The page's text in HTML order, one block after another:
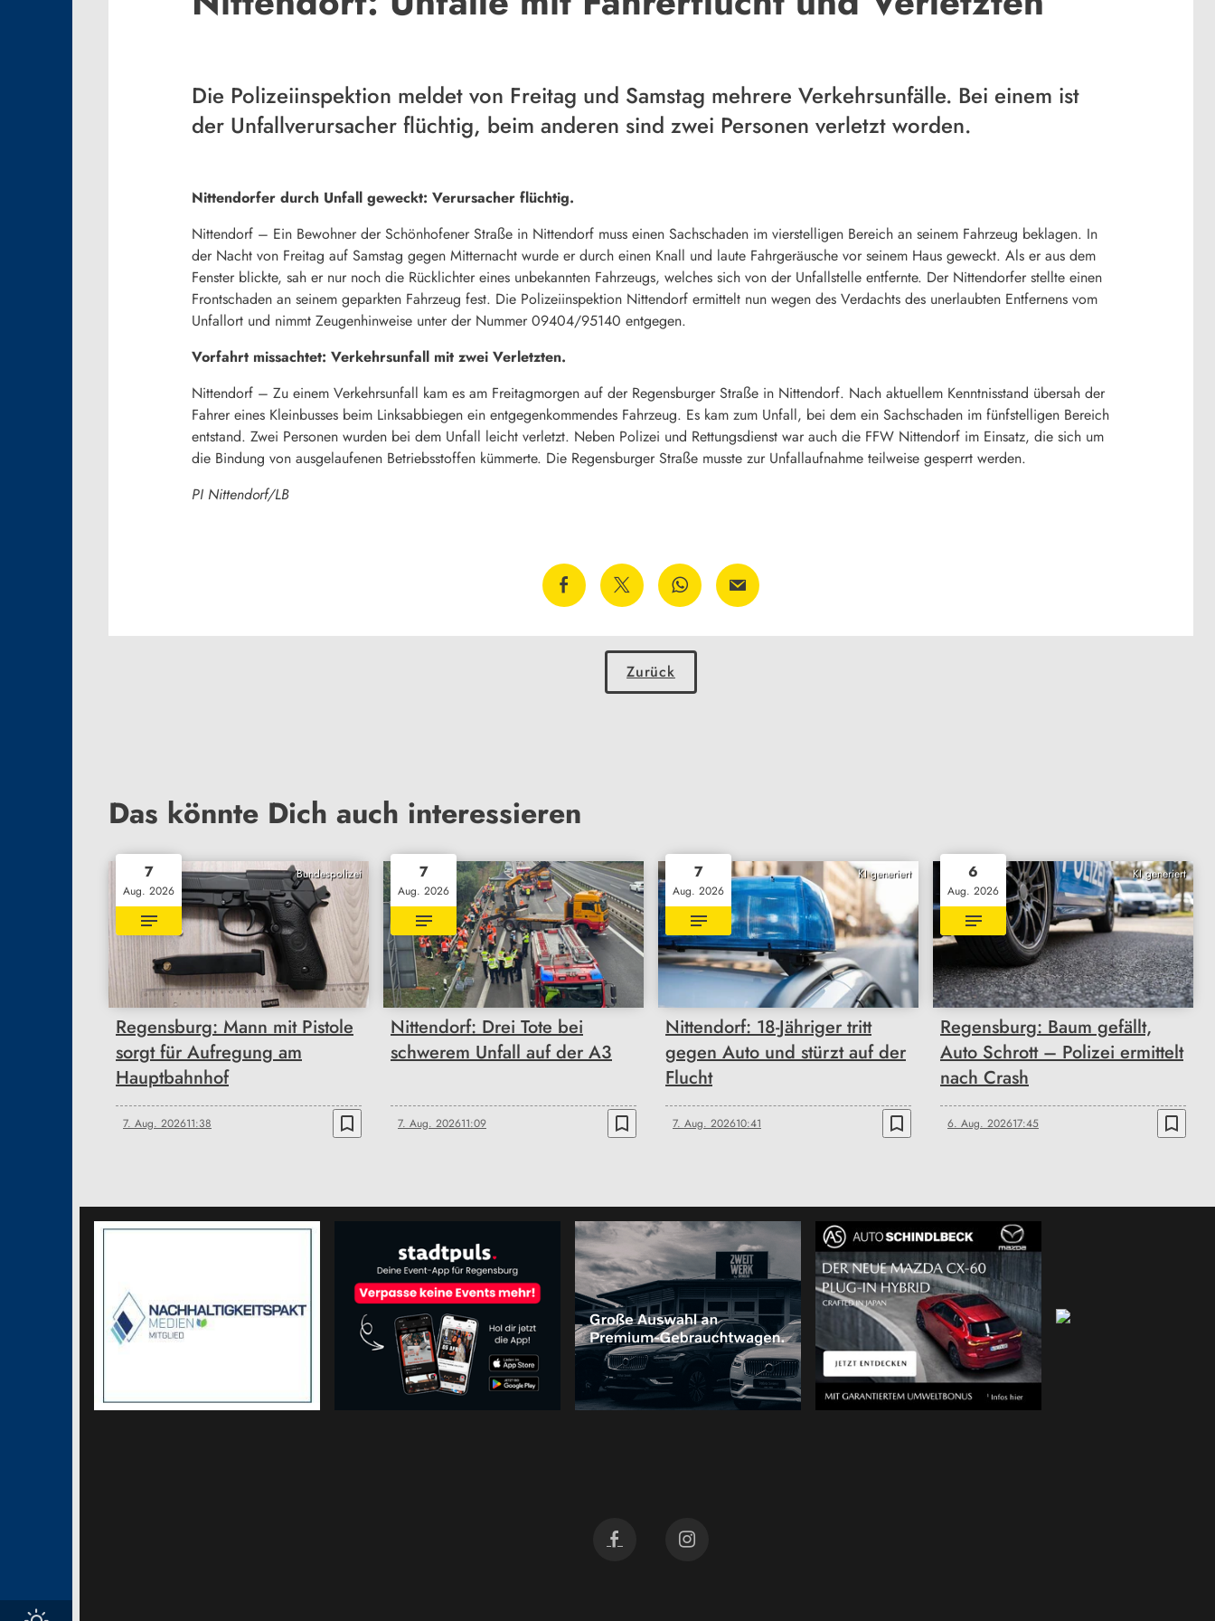
Die Polizeiinspektion meldet von Freitag und Samstag mehrere Verkehrsunfälle. Bei einem ist
der Unfallverursacher flüchtig, beim anderen sind zwei Personen verletzt worden.
Nittendorfer durch Unfall geweckt: Verursacher flüchtig.
Nittendorf – Ein Bewohner der Schönhofener Straße in Nittendorf muss einen Sachschaden im vierstelligen Bereich an seinem Fahrzeug beklagen. In
der Nacht von Freitag auf Samstag gegen Mitternacht wurde er durch einen Knall und laute Fahrgeräusche vor seinem Haus geweckt. Als er aus dem
Fenster blickte, sah er nur noch die Rücklichter eines unbekannten Fahrzeugs, welches sich von der Unfallstelle entfernte. Der Nittendorfer stellte einen
Frontschaden an seinem geparkten Fahrzeug fest. Die Polizeiinspektion Nittendorf ermittelt nun wegen des Verdachts des unerlaubten Entfernens vom
Unfallort und nimmt Zeugenhinweise unter der Nummer 09404/95140 entgegen.
Vorfahrt missachtet: Verkehrsunfall mit zwei Verletzten.
Nittendorf – Zu einem Verkehrsunfall kam es am Freitagmorgen auf der Regensburger Straße in Nittendorf. Nach aktuellem Kenntnisstand übersah der
Fahrer eines Kleinbusses beim Linksabbiegen ein entgegenkommendes Fahrzeug. Es kam zum Unfall, bei dem ein Sachschaden im fünfstelligen Bereich
entstand. Zwei Personen wurden bei dem Unfall leicht verletzt. Neben Polizei und Rettungsdienst war auch die FFW Nittendorf im Einsatz, die sich um
die Bindung von ausgelaufenen Betriebsstoffen kümmerte. Die Regensburger Straße musste zur Unfallaufnahme teilweise gesperrt werden.
PI Nittendorf/LB
Zurück
Das könnte Dich auch interessieren
Bundespolizei
7
Aug. 2026
Regensburg: Mann mit Pistole
sorgt für Aufregung am
Hauptbahnhof
7. Aug. 202611:38 bookmark_border
7
Aug. 2026
Nittendorf: Drei Tote bei
schwerem Unfall auf der A3
7. Aug. 202611:09 bookmark_border
KI generiert
7
Aug. 2026
Nittendorf: 18-Jähriger tritt
gegen Auto und stürzt auf der
Flucht
7. Aug. 202610:41 bookmark_border
KI generiert
6
Aug. 2026
Regensburg: Baum gefällt,
Auto Schrott – Polizei ermittelt
nach Crash
6. Aug. 202617:45 bookmark_border